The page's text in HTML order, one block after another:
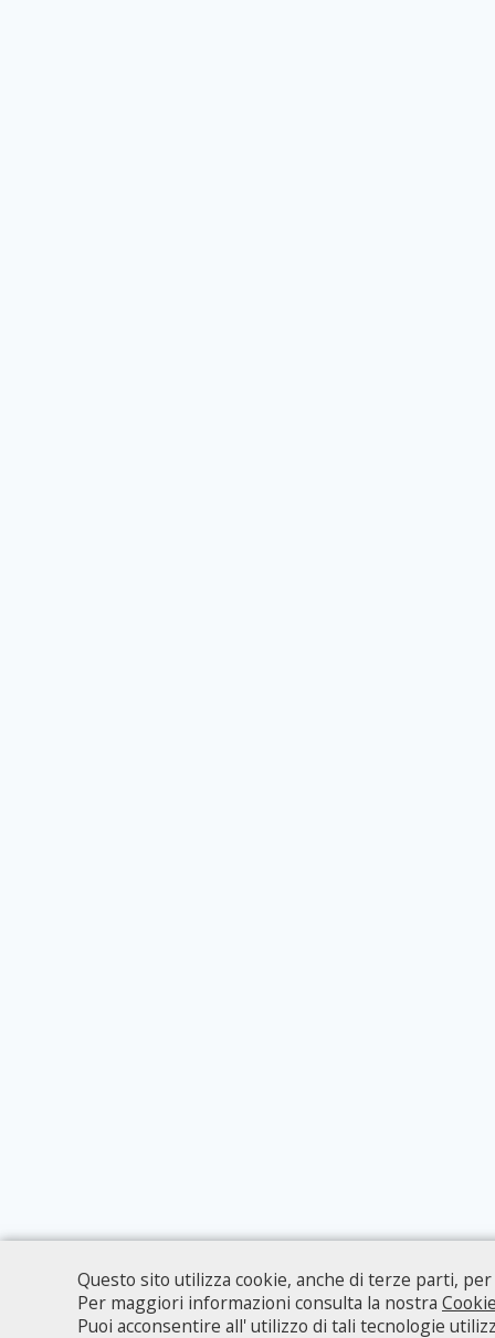
Questo sito utilizza cookie, anche di terze parti,
Per maggiori informazioni consulta la nostra
Puoi acconsentire all' utilizzo di tali tecnologie